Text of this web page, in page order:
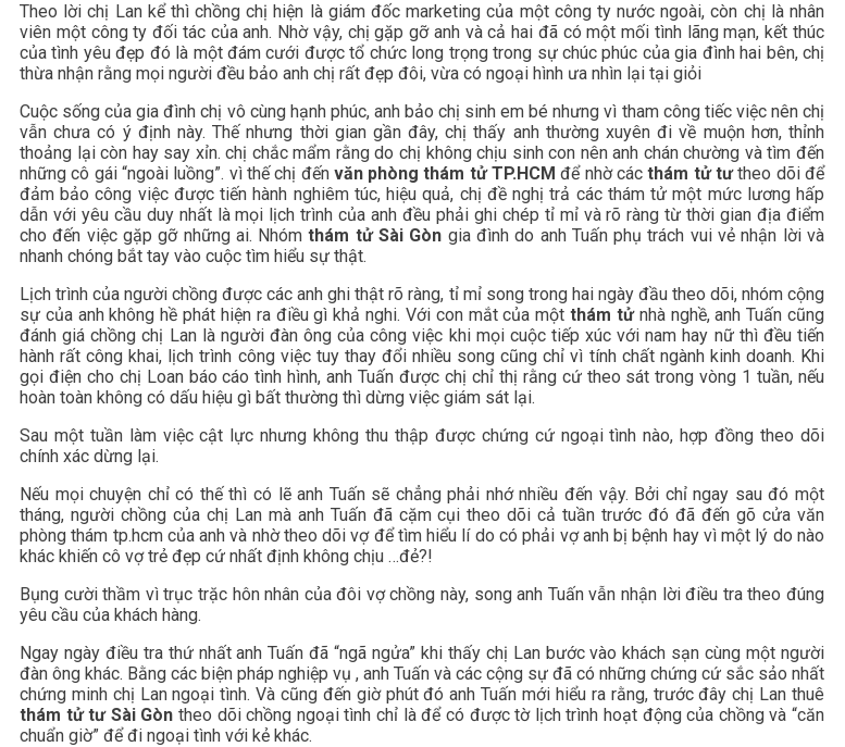
Theo lời chị Lan kể thì chồng chị hiện là giám đốc marketing của một công ty nước ngoài, còn chị là nhân
viên một công ty đối tác của anh. Nhờ vậy, chị gặp gỡ anh và cả hai đã có một mối tình lãng mạn, kết thúc
của tình yêu đẹp đó là một đám cưới được tổ chức long trọng trong sự chúc phúc của gia đình hai bên, chị
thừa nhận rằng mọi người đều bảo anh chị rất đẹp đôi, vừa có ngoại hình ưa nhìn lại tại giỏi
Cuộc sống của gia đình chị vô cùng hạnh phúc, anh bảo chị sinh em bé nhưng vì tham công tiếc việc nên chị
vẫn chưa có ý định này. Thế nhưng thời gian gần đây, chị thấy anh thường xuyên đi về muộn hơn, thỉnh
thoảng lại còn hay say xỉn. chị chắc mẩm rằng do chị không chịu sinh con nên anh chán chường và tìm đến
những cô gái “ngoài luồng”. vì thế chị đến văn phòng thám tử TP.HCM để nhờ các thám tử tưtheo dõi để
đảm bảo công việc được tiến hành nghiêm túc, hiệu quả, chị đề nghị trả các thám tử một mức lương hấp
dẫn với yêu cầu duy nhất là mọi lịch trình của anh đều phải ghi chép tỉ mỉ và rõ ràng từ thời gian địa điểm
cho đến việc gặp gỡ những ai. Nhómthám tử Sài Gòn gia đình do anh Tuấn phụ trách vui vẻ nhận lời và
nhanh chóng bắt tay vào cuộc tìm hiểu sự thật.
Lịch trình của người chồng được các anh ghi thật rõ ràng, tỉ mỉ song trong hai ngày đầu theo dõi, nhóm cộng
sự của anh không hề phát hiện ra điều gì khả nghi. Với con mắt của mộtthám tử nhà nghề, anh Tuấn cũng
đánh giá chồng chị Lan là người đàn ông của công việc khi mọi cuộc tiếp xúc với nam hay nữ thì đều tiến
hành rất công khai, lịch trình công việc tuy thay đổi nhiều song cũng chỉ vì tính chất ngành kinh doanh. Khi
gọi điện cho chị Loan báo cáo tình hình, anh Tuấn được chị chỉ thị rằng cứ theo sát trong vòng 1 tuần, nếu
hoàn toàn không có dấu hiệu gì bất thường thì dừng việc giám sát lại.
Sau một tuần làm việc cật lực nhưng không thu thập được chứng cứ ngoại tình nào, hợp đồng theo dõi
chính xác dừng lại.
Nếu mọi chuyện chỉ có thế thì có lẽ anh Tuấn sẽ chẳng phải nhớ nhiều đến vậy. Bởi chỉ ngay sau đó một
tháng, người chồng của chị Lan mà anh Tuấn đã cặm cụi theo dõi cả tuần trước đó đã đến gõ cửa văn
phòng thám tp.hcm của anh và nhờ theo dõi vợ để tìm hiểu lí do có phải vợ anh bị bệnh hay vì một lý do nào
khác khiến cô vợ trẻ đẹp cứ nhất định không chịu …đẻ?!
Bụng cười thầm vì trục trặc hôn nhân của đôi vợ chồng này, song anh Tuấn vẫn nhận lời điều tra theo đúng
yêu cầu của khách hàng.
Ngay ngày điều tra thứ nhất anh Tuấn đã “ngã ngửa” khi thấy chị Lan bước vào khách sạn cùng một người
đàn ông khác. Bằng các biện pháp nghiệp vụ , anh Tuấn và các cộng sự đã có những chứng cứ sắc sảo nhất
chứng minh chị Lan ngoại tình. Và cũng đến giờ phút đó anh Tuấn mới hiểu ra rằng, trước đây chị Lan thuê
thám tử tư Sài Gòn theo dõi chồng ngoại tình chỉ là để có được tờ lịch trình hoạt động của chồng và “căn
chuẩn giờ” để đi ngoại tình với kẻ khác.